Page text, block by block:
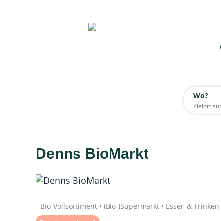
Wo?
Wo?
Daten werden geladen
Denns BioMarkt
Bio-Vollsortiment • (Bio-)Supermarkt • Essen & Trinken